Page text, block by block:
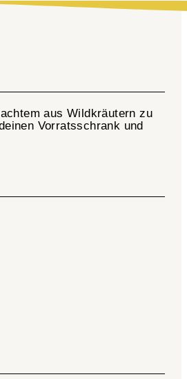
aus Wildkräutern zu
Vorratsschrank und